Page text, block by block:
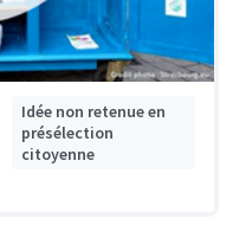
Idée non retenue en
présélection
citoyenne